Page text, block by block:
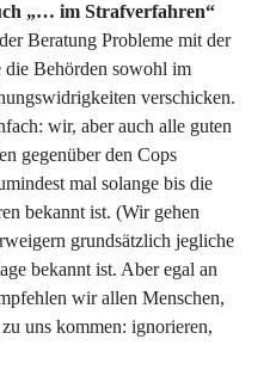
„… im Strafverfahren“
Beratung Probleme mit der
Behörden sowohl im
verschicken.
wir, aber auch alle guten
gegenüber den Cops
mal solange bis die
bekannt ist. (Wir gehen
grundsätzlich jegliche
bekannt ist. Aber egal an
wir allen Menschen,
uns kommen: ignorieren,